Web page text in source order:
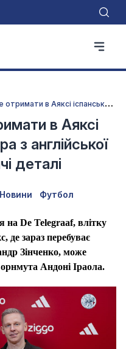
З
інченко може отримати в Аяксі іспанського тренера з англійської Прем’єр-ліги: гарячі деталі
в Аяксі
з англійської
деталі
Новини Футбол
на De Telegraaf, влітку
де зараз перебуває
Зінченко, може
Андоні Іраола.